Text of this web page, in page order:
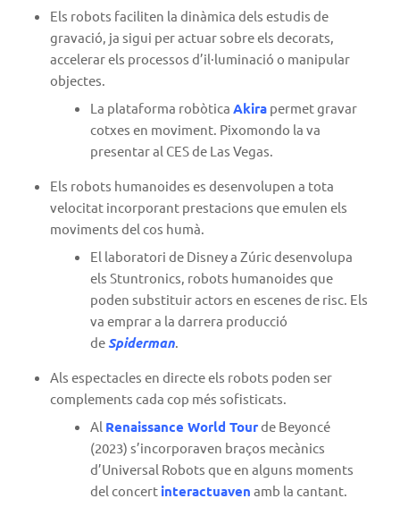
Els robots faciliten la dinàmica dels estudis de
gravació, ja sigui per actuar sobre els decorats,
accelerar els processos d’il·luminació o manipular
objectes.
La plataforma robòtica Akirapermet gravar
cotxes en moviment. Pixomondo la va
presentar al CES de Las Vegas.
Els robots humanoides es desenvolupen a tota
velocitat incorporant prestacions que emulen els
moviments del cos humà.
El laboratori de Disney a Zúric desenvolupa
els Stuntronics, robots humanoides que
poden substituir actors en escenes de risc. Els
va emprar a la darrera producció
deSpiderman.
Als espectacles en directe els robots poden ser
complements cada cop més sofisticats.
Al Renaissance World Tourde Beyoncé
(2023) s’incorporaven braços mecànics
d’Universal Robots que en alguns moments
del concertinteractuaven amb la cantant.